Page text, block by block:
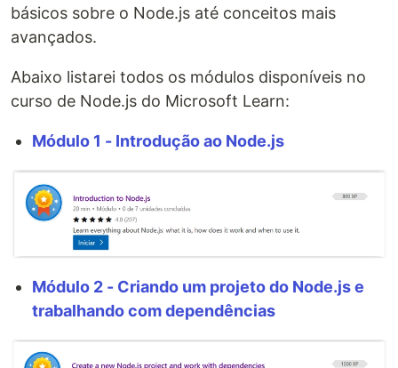
básicos sobre o Node.js até conceitos mais
avançados.
Abaixo listarei todos os módulos disponíveis no
curso de Node.js do Microsoft Learn:
Módulo 1 - Introdução ao Node.js
Módulo 2 - Criando um projeto do Node.js e
trabalhando com dependências